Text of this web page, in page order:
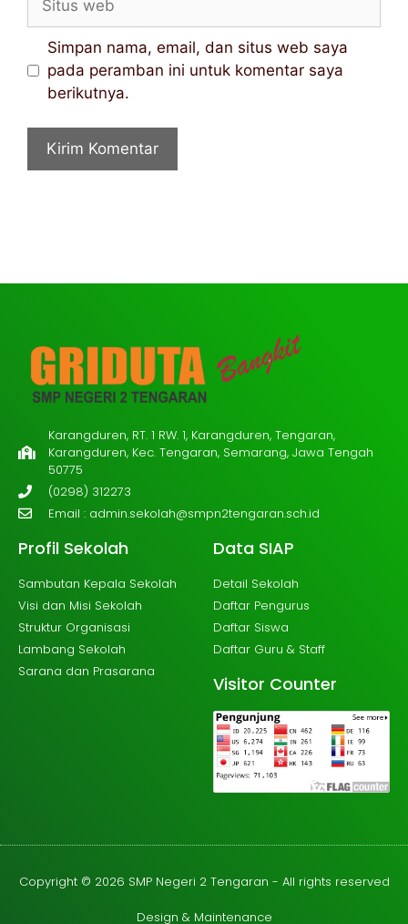
Simpan nama, email, dan situs web saya
pada peramban ini untuk komentar saya
berikutnya.
Karangduren, RT. 1 RW. 1, Karangduren, Tengaran,
Karangduren, Kec. Tengaran, Semarang, Jawa Tengah
50775
(0298) 312273
Email : admin.sekolah@smpn2tengaran.sch.id
Profil Sekolah
Sambutan Kepala Sekolah
Visi dan Misi Sekolah
Struktur Organisasi
Lambang Sekolah
Sarana dan Prasarana
Data SIAP
Detail Sekolah
Daftar Pengurus
Daftar Siswa
Daftar Guru & Staff
Visitor Counter
Copyright © 2026 SMP Negeri 2 Tengaran - All rights reserved
Design & Maintenance